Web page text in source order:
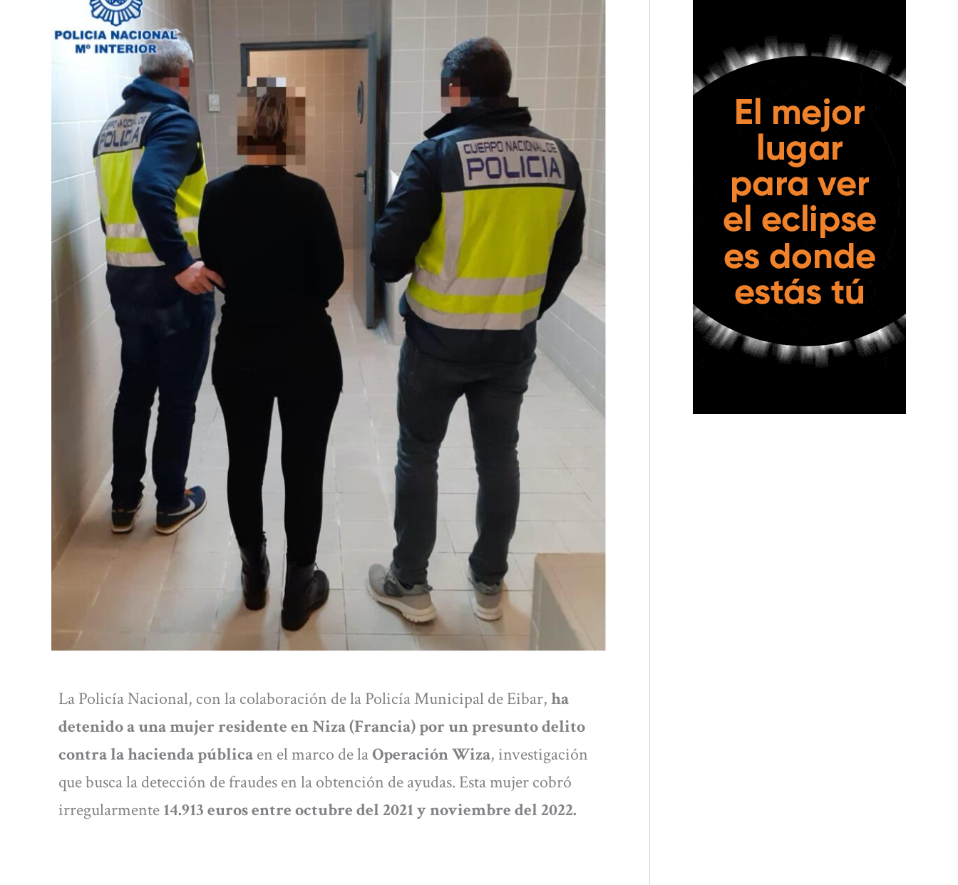
La Policía Nacional, con la colaboración de la Policía Municipal de Eibar,ha
detenido a una mujer residente en Niza (Francia) por un presunto delito
contra la hacienda públicaen el marco de laOperación Wiza, investigación
que busca la detección de fraudes en la obtención de ayudas. Esta mujer cobró
irregularmente14.913 euros entre octubre del 2021 y noviembre del 2022.